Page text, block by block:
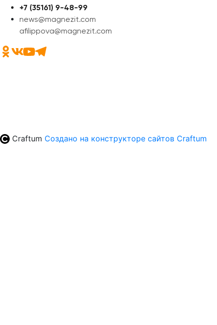
+7 (35161) 9-48-99
news@magnezit.com
afilippova@magnezit.com
Craftum Создано на конструкторе сайтов Craftum